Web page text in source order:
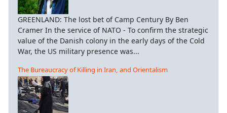
GREENLAND: The lost bet of Camp Century By Ben
Cramer In the service of NATO - To confirm the strategic
value of the Danish colony in the early days of the Cold
War, the US military presence was...
The Bureaucracy of Killing in Iran, and Orientalism